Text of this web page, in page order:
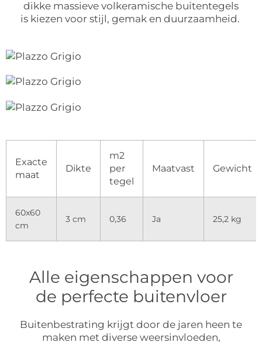
dikke massieve volkeramische buitentegels
is kiezen voor stijl, gemak en duurzaamheid.
Exacte
maat
Dikte
m2
per
tegel
Maatvast Gewicht
60x60
cm
3 cm 0,36 Ja 25,2 kg
Alle eigenschappen voor
de perfecte buitenvloer
Buitenbestrating krijgt door de jaren heen te
maken met diverse weersinvloeden,